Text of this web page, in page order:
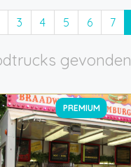
3 4 5 6 7
gevonden
PREMIUM